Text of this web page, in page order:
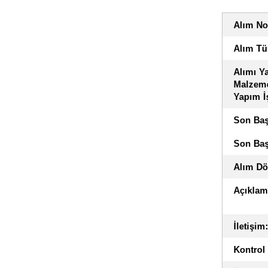
Alım
Alım
Alımı
Yapım
Son
Son
Alım
İletişim:
Kontrol